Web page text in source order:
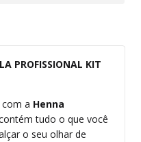
PROFISSIONAL KIT
a Henna
tudo o que você
o seu olhar de